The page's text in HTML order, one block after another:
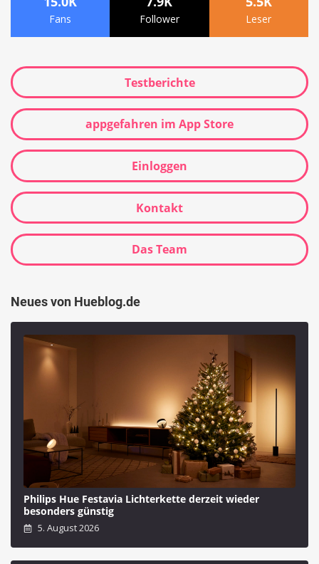
Fans Follower Leser
Testberichte
appgefahren im App Store
Einloggen
Kontakt
Das Team
Neues von Hueblog.de
Philips Hue Festavia Lichterkette derzeit wieder
besonders günstig
5. August 2026